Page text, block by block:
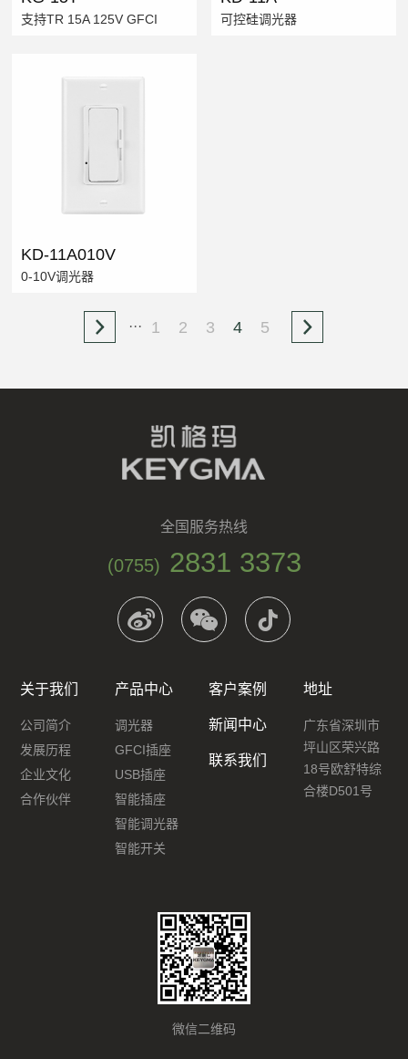
支持TR 15A 125V GFCI 可控硅调光器
KD-11A010V
0-10V调光器
··· 1 2 3 4 5
全国服务热线
(0755) 2831 3373
关于我们
公司简介
发展历程
企业文化
合作伙伴
产品中心
调光器
GFCI插座
USB插座
智能插座
智能调光器
智能开关
客户案例
新闻中心
联系我们
地址
广东省深圳市
坪山区荣兴路
18号欧舒特综
合楼D501号
微信二维码